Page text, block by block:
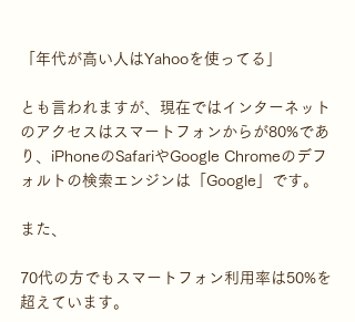
「年代が高い人はYahooを使ってる」
とも言われますが、現在ではインターネット
のアクセスはスマートフォンからが80%であ
り、iPhoneのSafariやGoogle Chromeのデフ
ォルトの検索エンジンは「Google」です。
また、
70代の方でもスマートフォン利用率は50%を
超えています。